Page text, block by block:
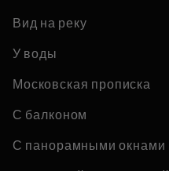
Вид на реку
У воды
Московская прописка
С балконом
С панорамными окнами